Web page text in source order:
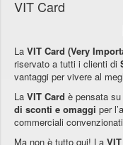
VIT Card
La VIT Card (Very
riservato a tutti i clienti di
vantaggi per vivere al
La VIT Card è pensata
di sconti e omaggi per
commerciali
Ma non è tutto qui! La